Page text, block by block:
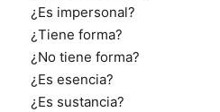
¿Es impersonal?
¿Tiene forma?
¿No tiene forma?
¿Es esencia?
¿Es sustancia?